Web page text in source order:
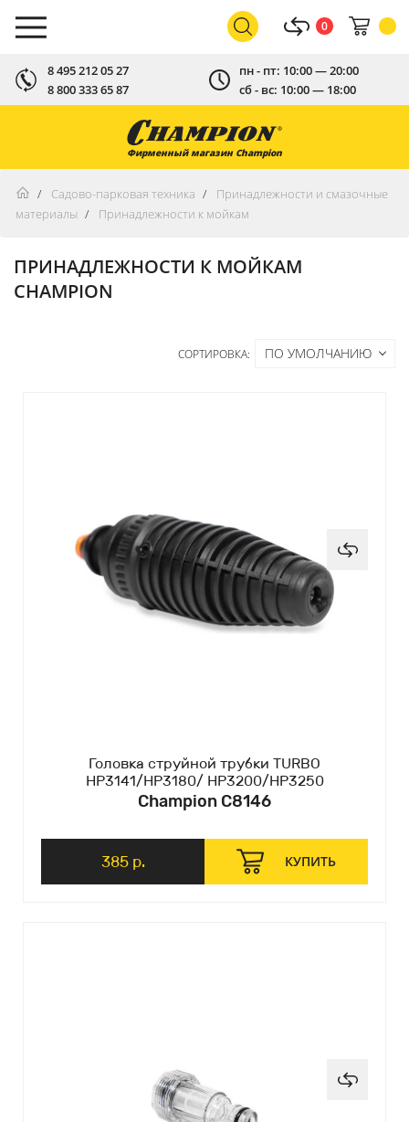
8 495 212 05 27
8 800 333 65 87
пн - пт: 10:00 — 20:00
сб - вс: 10:00 — 18:00
0
Фирменный магазин Champion
Садово-парковая техника
Принадлежности и смазочные
материалы
Принадлежности к мойкам
ПРИНАДЛЕЖНОСТИ К МОЙКАМ
CHAMPION
СОРТИРОВКА: ПО УМОЛЧАНИЮ
Головка струйной трубки TURBO
HP3141/HP3180/ HP3200/HP3250
Champion C8146
385 р. КУПИТЬ